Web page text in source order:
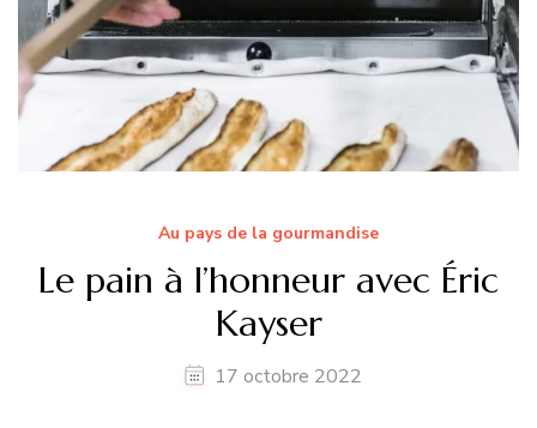
Au pays de la gourmandise
Le pain à l’honneur avec Éric
Kayser
17 octobre 2022